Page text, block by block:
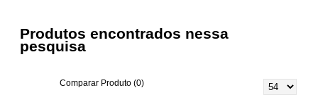
Produtos encontrados nessa
pesquisa
Comparar Produto (0)